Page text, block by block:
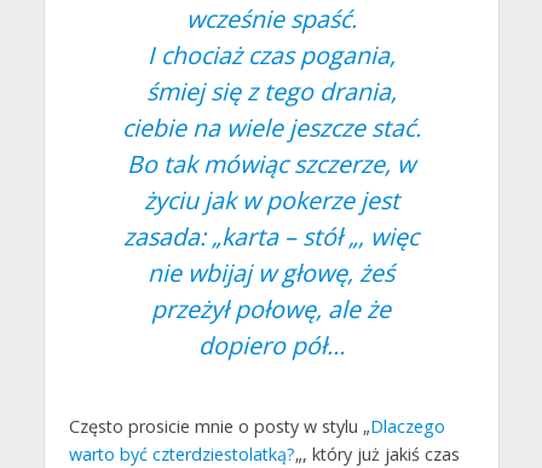
wcześnie spaść.
I chociaż czas pogania,
śmiej się z tego drania,
ciebie na wiele jeszcze stać.
Bo tak mówiąc szczerze, w
życiu jak w pokerze jest
zasada: „karta – stół „, więc
nie wbijaj w głowę, żeś
przeżył połowę, ale że
dopiero pół…
Często prosicie mnie o posty w stylu „Dlaczego
warto być czterdziestolatką?„, który już jakiś czas